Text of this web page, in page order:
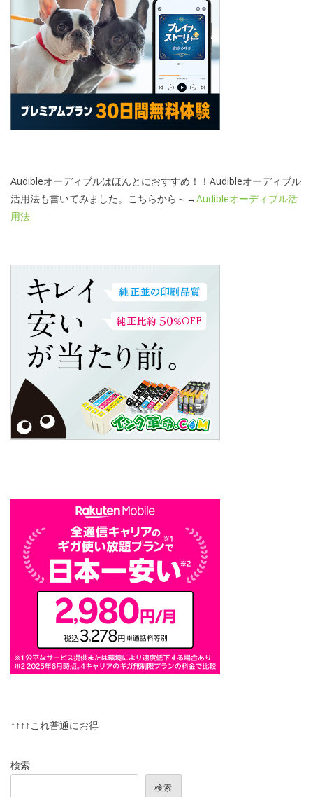
Audibleオーディブルはほんとにおすすめ！！Audibleオーディブル
活用法も書いてみました。こちらから～→Audibleオーディブル活
用法
↑↑↑↑これ普通にお得
検索
検索